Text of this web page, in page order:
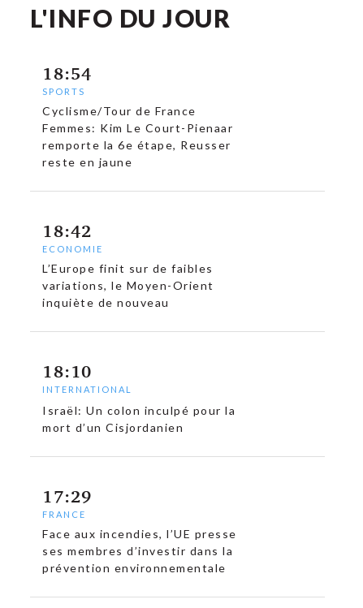
L'INFO DU JOUR
18:54
SPORTS
Cyclisme/Tour de France
Femmes: Kim Le Court-Pienaar
remporte la 6e étape, Reusser
reste en jaune
18:42
ECONOMIE
L’Europe finit sur de faibles
variations, le Moyen-Orient
inquiète de nouveau
18:10
INTERNATIONAL
Israël: Un colon inculpé pour la
mort d’un Cisjordanien
17:29
FRANCE
Face aux incendies, l’UE presse
ses membres d’investir dans la
prévention environnementale